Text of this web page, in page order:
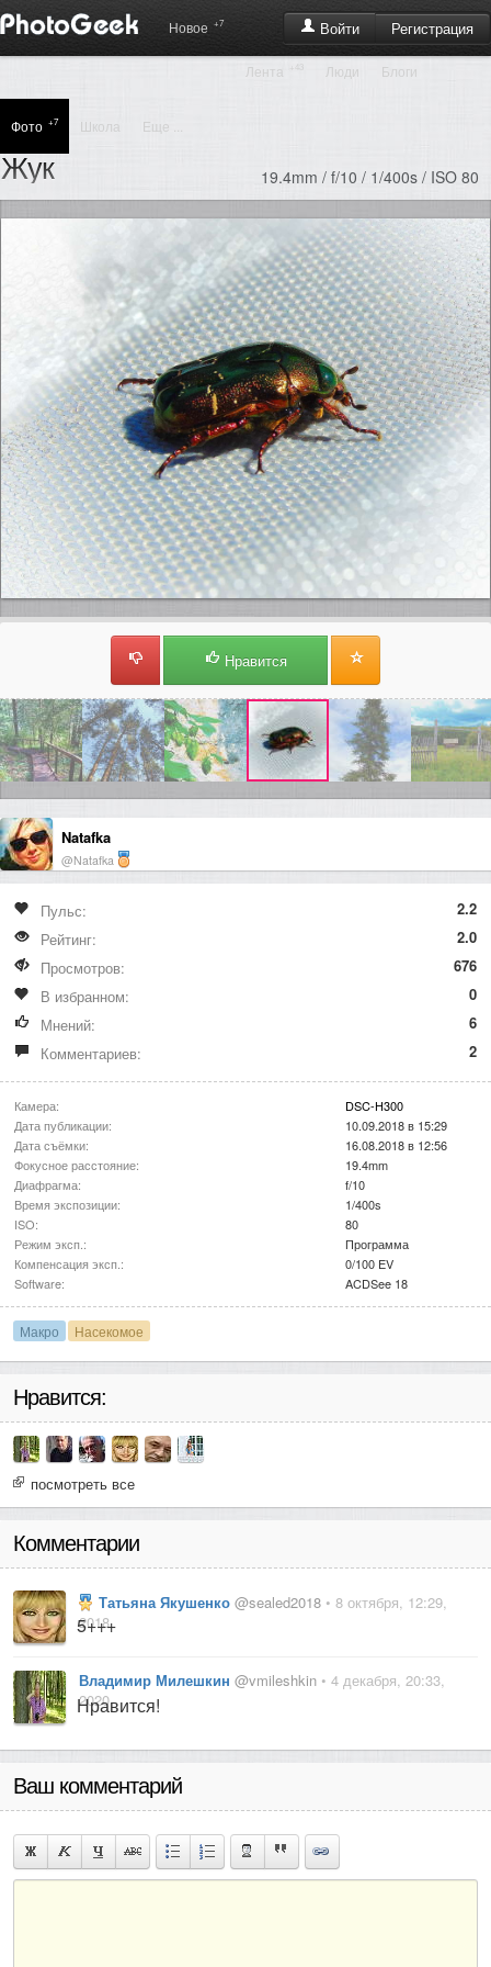
Войти Регистрация
Новое +7
Лента +43 Люди Блоги
Фото +7 Школа Еще ...
Жук 19.4mm / f/10 / 1/400s / ISO 80
Нравится
Natafka
@Natafka
Пульс:
2.2
Рейтинг:
2.0
Просмотров:
676
В избранном:
0
Мнений:
6
Комментариев:
2
Камера:
DSC-H300
Дата публикации:
10.09.2018 в 15:29
Дата съёмки:
16.08.2018 в 12:56
Фокусное расстояние:
19.4mm
Диафрагма:
f/10
Время экспозиции:
1/400s
ISO:
80
Режим эксп.:
Программа
Компенсация эксп.:
0/100 EV
Software:
ACDSee 18
Макро Насекомое
Нравится:
посмотреть все
Комментарии
Татьяна Якушенко @sealed2018 • 8 октября, 12:29,
2018
5+++
Владимир Милешкин @vmileshkin • 4 декабря, 20:33,
2020
Нравится!
Ваш комментарий